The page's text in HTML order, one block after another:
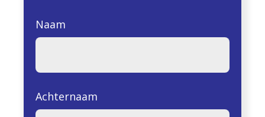
Naam
Achternaam